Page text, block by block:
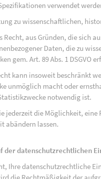
verwendet
zu wissenschaftlichen,
Recht, aus Gründen, die sich
Daten, die zu
gem. Art. 89 Abs. 1 DSGVO
kann insoweit beschränkt
unmöglich macht oder
notwendig ist.
jederzeit die Möglichkeit,
abändern lassen.
der datenschutzrechtlichen
Ihre datenschutzrechtliche